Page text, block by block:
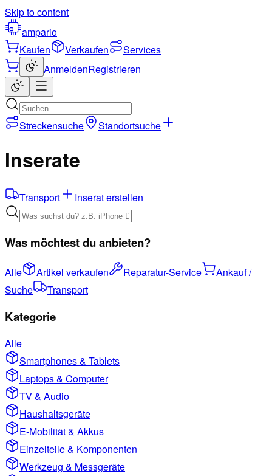
Skip to content
ampario
Kaufen
Verkaufen
Services
AnmeldenRegistrieren
Streckensuche Standortsuche
Inserate
Transport Inserat erstellen
Was möchtest du anbieten?
Alle Artikel verkaufen Reparatur-Service
Ankauf /
Suche
Transport
Kategorie
Alle
Smartphones & Tablets
Laptops & Computer
TV & Audio
Haushaltsgeräte
E-Mobilität & Akkus
Einzelteile & Komponenten
Werkzeug & Messgeräte